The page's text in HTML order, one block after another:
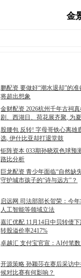
金
鹏配资 要做好“潮水退却”的
将超出想象
金财配资 2026杭州千年古祠
剧、西湖日、荷花展齐聚, 为
股腰包 反转! 字母哥铁心离雄
选, 伊什比亚却打退堂鼓
钜阵资本 033期孙晓双色球预
路比分析
巨龙配资 青少年面临“自然缺
守护城市孩子的“诗与远方”？
启远网 司法部部长贺荣：今
人工智能等领域立法
嘉汇优配 11月14日中贝转债
转股溢价率2417%
卓越汇 支付宝官宣：AI付笔
开源策略 孙颖莎在赛后采访
候对比赛有何影响？